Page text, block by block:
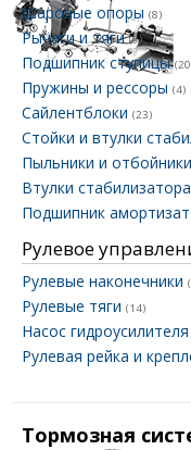
Шаровые опоры (8)
Рычаги и тяги(9)
Подшипник ступицы
Пружины и рессоры (4)
Сайлентблоки (23)
Стойки и втулки
Пыльники и
Втулки стабилизатора
Подшипник
Рулевое
Рулевые наконечники
Рулевые тяги (14)
Насос гидроусилителя
Рулевая рейка и
Тормозная